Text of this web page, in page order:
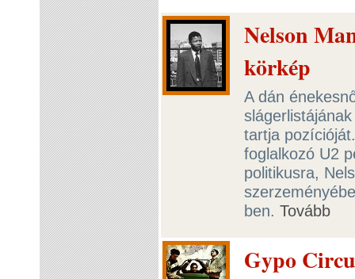
Nelson
körkép
A dán
tartja
foglalkozó U2
politikusra,
ben. Tovább
Gypo